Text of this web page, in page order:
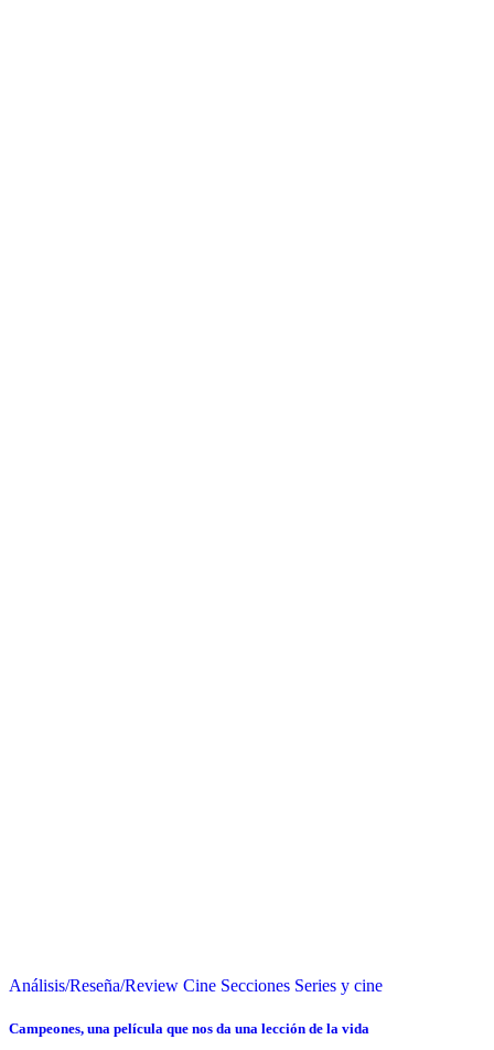
Análisis/Reseña/Review Cine Secciones Series y cine
Campeones, una película que nos da una lección de la vida